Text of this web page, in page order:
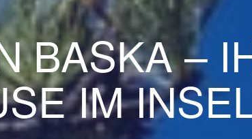
BASKA –
IM